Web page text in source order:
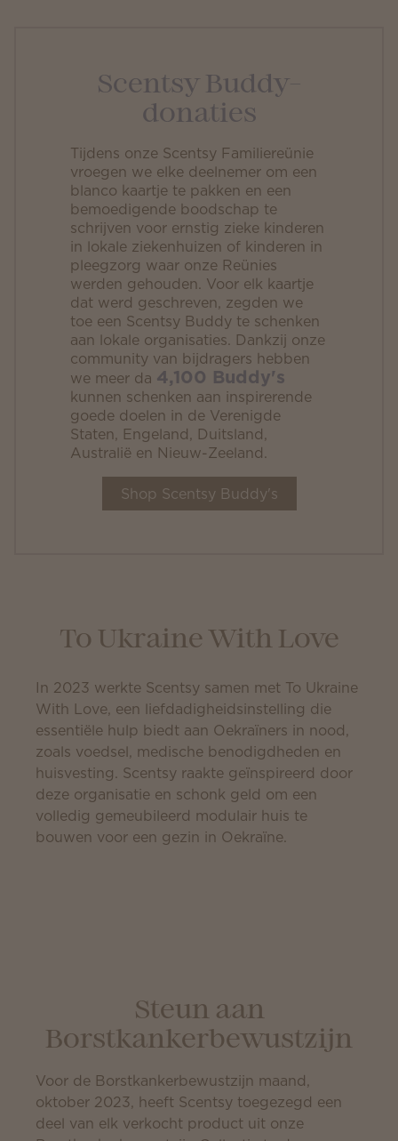
Scentsy Buddy-
donaties
Tijdens onze Scentsy Familiereünie
vroegen we elke deelnemer om een
blanco kaartje te pakken en een
bemoedigende boodschap te
schrijven voor ernstig zieke kinderen
in lokale ziekenhuizen of kinderen in
pleegzorg waar onze Reünies
werden gehouden. Voor elk kaartje
dat werd geschreven, zegden we
toe een Scentsy Buddy te schenken
aan lokale organisaties. Dankzij onze
community van bijdragers hebben
we meer da 4,100 Buddy's
kunnen schenken aan inspirerende
goede doelen in de Verenigde
Staten, Engeland, Duitsland,
Australië en Nieuw-Zeeland.
Shop Scentsy Buddy's
To Ukraine With Love
In 2023 werkte Scentsy samen met To Ukraine
With Love, een liefdadigheidsinstelling die
essentiële hulp biedt aan Oekraïners in nood,
zoals voedsel, medische benodigdheden en
huisvesting. Scentsy raakte geïnspireerd door
deze organisatie en schonk geld om een
volledig gemeubileerd modulair huis te
bouwen voor een gezin in Oekraïne.
Steun aan
Borstkankerbewustzijn
Voor de Borstkankerbewustzijn maand,
oktober 2023, heeft Scentsy toegezegd een
deel van elk verkocht product uit onze